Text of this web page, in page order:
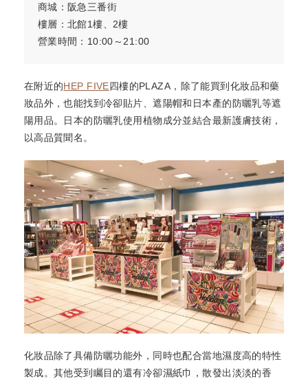
商城：阪急三番街
樓層：北館1樓、2樓
營業時間：10:00～21:00
在附近的HEP FIVE四樓的PLAZA，除了能買到化妝品和藥
妝品外，也能找到冷卻貼片、遮陽帽和日本產的防曬乳等遮
陽用品。日本的防曬乳使用植物成分並結合最新護膚技術，
以高品質聞名。
化妝品除了具備防曬功能外，同時也配合當地濕度高的特性
製成。其他受到矚目的還有冷卻濕紙巾，散發出淡淡的香